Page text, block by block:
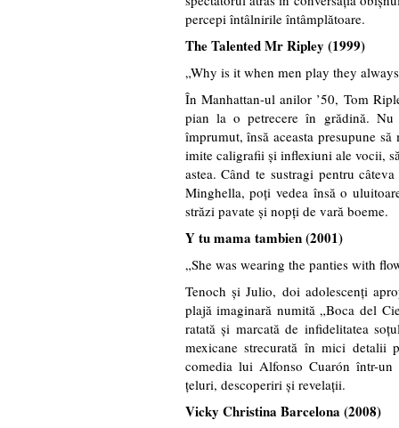
percepi întâlnirile întâmplătoare.
The Talented Mr Ripley (1999)
„Why is it when men play they
În Manhattan-ul anilor ’50, Tom
pian la o petrecere în grădină.
împrumut, însă aceasta presupune
imite caligrafii și inflexiuni ale vocii,
astea. Când te sustragi pentru
Minghella, poți vedea însă o
străzi pavate și nopți de vară boeme.
Y tu mama tambien (2001)
„She was wearing the panties with
Tenoch și Julio, doi adolescenți
plajă imaginară numită „Boca del
ratată și marcată de infidelitatea
mexicane strecurată în mici detalii
comedia lui Alfonso Cuarón într-
țeluri, descoperiri și revelații.
Vicky Christina Barcelona (2008)